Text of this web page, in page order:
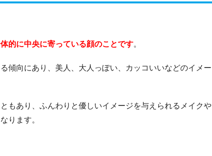
的に中央に寄っている顔のことです。
傾向にあり、美人、大人っぽい、カッコいいなどのイメー
もあり、ふんわりと優しいイメージを与えられるメイクや
ります。